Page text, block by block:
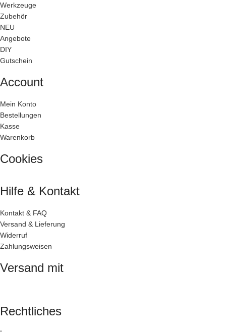
Werkzeuge
Zubehör
NEU
Angebote
DIY
Gutschein
Account
Mein Konto
Bestellungen
Kasse
Warenkorb
Cookies
Hilfe & Kontakt
Kontakt & FAQ
Versand & Lieferung
Widerruf
Zahlungsweisen
Versand mit
Rechtliches